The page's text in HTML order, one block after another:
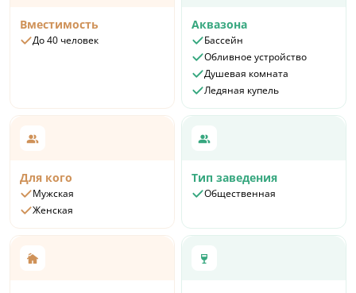
Вместимость
До 40 человек
Аквазона
Бассейн
Обливное устройство
Душевая комната
Ледяная купель
Для кого
Мужская
Женская
Тип заведения
Общественная